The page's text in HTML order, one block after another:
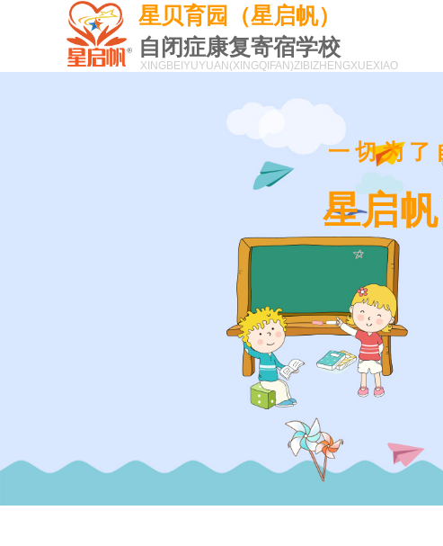
星贝育园（星启帆）
自闭症康复寄宿学校
XINGBEIYUYUAN(XINGQIFAN)ZIBIZHENGXUEXIAO
一切为了
星启